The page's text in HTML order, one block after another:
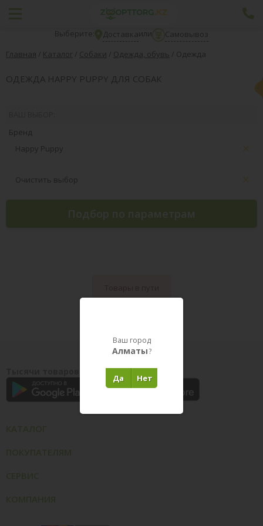
Выберите: Доставкаили
Самовывоз
Главная / Каталог / Собаки / Одежда, обувь / Одежда
ОДЕЖДА HAPPY PUPPY ДЛЯ СОБАК
Бренд
Happy Puppy
Очистить выбор
Подбор по параметрам
Тысячи товаров у вас на ладони
Ваш город
Алматы?
Нет
Да